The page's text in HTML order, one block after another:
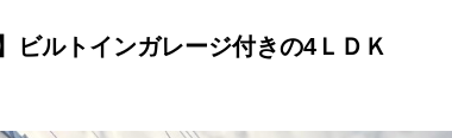
ビルトインガレージ付きの4ＬＤＫ